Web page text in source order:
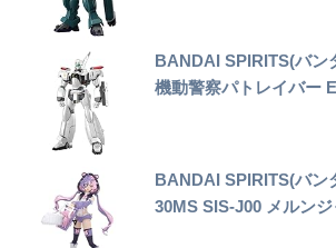
BANDAI SPIRITS(バン
機動警察パトレイバー
BANDAI SPIRITS(バン
30MS SIS-J00 メルン